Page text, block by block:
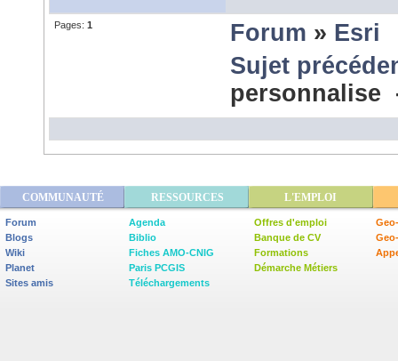
Pages: 1 Forum » Esri
Sujet
COMMUNAUTÉ RESSOURCES L'EMPLOI
Forum
Blogs
Wiki
Planet
Sites amis
Agenda
Biblio
Fiches AMO-CNIG
Paris PCGIS
Téléchargements
Offres d'emploi
Banque de CV
Formations
Démarche Métiers